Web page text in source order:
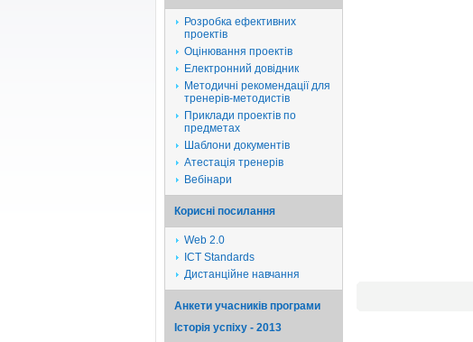
Розробка ефективних
проектів
Оцінювання проектів
Електронний довідник
Методичні рекомендації для
тренерів-методистів
Приклади проектів по
предметах
Шаблони документів
Атестація тренерів
Вебінари
Корисні посилання
Web 2.0
ICT Standards
Дистанційне навчання
Анкети учасників програми
Історія успіху - 2013